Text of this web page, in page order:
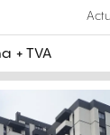
+ TVA